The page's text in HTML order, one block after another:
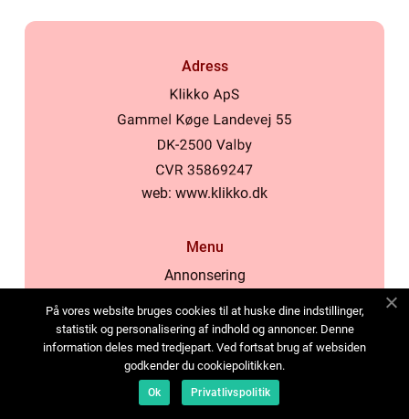
Adress
web: www.klikko.dk
Menu
Annonsering
Cookies
Kontakta oss
Sitemap
På vores website bruges cookies til at huske dine indstillinger,
statistik og personalisering af indhold og annoncer. Denne
information deles med tredjepart. Ved fortsat brug af websiden
godkender du cookiepolitikken.
Ok Privatlivspolitik